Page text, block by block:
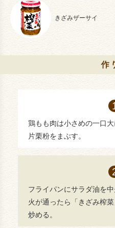
きざみザーサイ
鶏もも肉は小さめの一口
片栗粉をまぶす。
フライパンにサラダ油を
火が通ったら「きざみ榨
炒める。